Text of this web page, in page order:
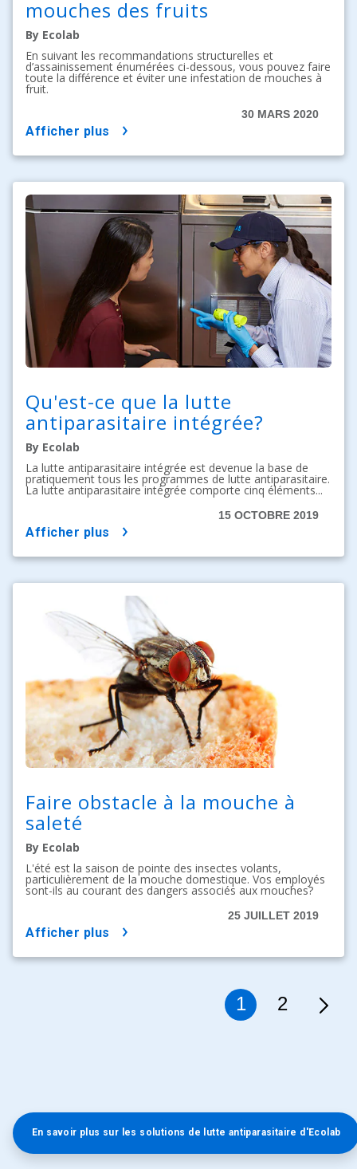
mouches des fruits
By Ecolab
En suivant les recommandations structurelles et
d’assainissement énumérées ci-dessous, vous pouvez faire
toute la différence et éviter une infestation de mouches à
fruit.
30 MARS 2020
afficher plus
Qu'est-ce que la lutte
antiparasitaire intégrée?
By Ecolab
La lutte antiparasitaire intégrée est devenue la base de
pratiquement tous les programmes de lutte antiparasitaire.
La lutte antiparasitaire intégrée comporte cinq éléments...
15 OCTOBRE 2019
afficher plus
Faire obstacle à la mouche à
saleté
By Ecolab
L'été est la saison de pointe des insectes volants,
particulièrement de la mouche domestique. Vos employés
sont-ils au courant des dangers associés aux mouches?
25 JUILLET 2019
afficher plus
1 2
En savoir plus sur les solutions de lutte antiparasitaire d'Ecolab